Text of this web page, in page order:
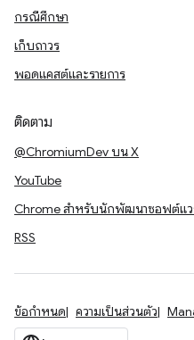
กรณีศึกษา
เก็บถาวร
พอดแคสต์และรายการ
ติดตาม
@ChromiumDev บน X
YouTube
Chrome สำหรับนักพัฒนาซอฟต์แว
RSS
ข้อกำหนด ความเป็นส่วนตัว